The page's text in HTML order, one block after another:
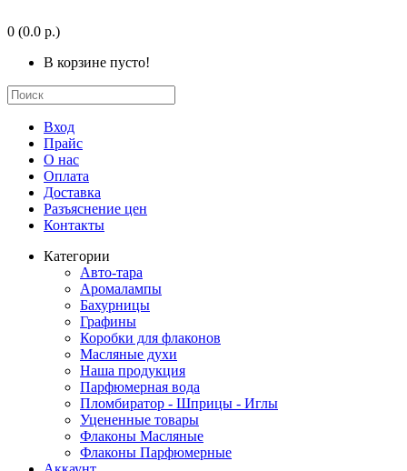
0 (0.0 р.)
В корзине пусто!
Вход
Прайс
О нас
Оплата
Доставка
Разъяснение цен
Контакты
Категории
Авто-тара
Аромалампы
Бахурницы
Графины
Коробки для флаконов
Масляные духи
Наша продукция
Парфюмерная вода
Пломбиратор - Шприцы - Иглы
Уцененные товары
Флаконы Масляные
Флаконы Парфюмерные